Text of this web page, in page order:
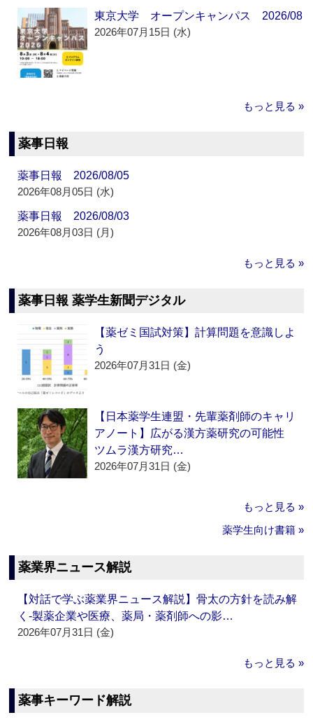
東京大学 オープンキャンパス 2026/08
2026年07月15日 (水)
もっと見る »
薬事日報
薬事日報 2026/08/05
2026年08月05日 (水)
薬事日報 2026/08/03
2026年08月03日 (月)
もっと見る »
薬事日報 薬学生新聞デジタル
【薬ゼミ国試対策】計算問題を意識しよ
う
2026年07月31日 (金)
【日本薬学生連盟・先輩薬剤師のキャリ
アノート】広がる漢方薬研究の可能性
ツムラ漢方研究…
2026年07月31日 (金)
もっと見る »
薬学生向け書籍 »
薬業界ニュース解説
【対話で学ぶ薬業界ニュース解説】骨太の方針を読み解
く‐製薬企業や医療、薬局・薬剤師への影…
2026年07月31日 (金)
もっと見る »
薬事キーワード解説